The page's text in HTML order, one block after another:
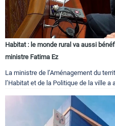
Habitat : le monde rural va aussi
ministre Fatima Ez
La ministre de l’Aménagement du
l’Habitat et de la Politique de la ville